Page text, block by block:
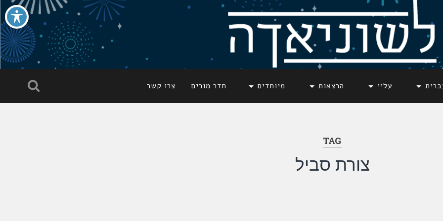
עליי הרצאות מיוחדים חדר מורים צרו קשר
TAG
צורת סביל